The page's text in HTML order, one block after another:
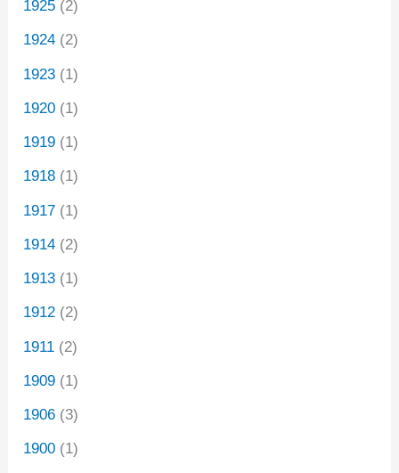
1925 (2)
1924 (2)
1923 (1)
1920 (1)
1919 (1)
1918 (1)
1917 (1)
1914 (2)
1913 (1)
1912 (2)
1911 (2)
1909 (1)
1906 (3)
1900 (1)